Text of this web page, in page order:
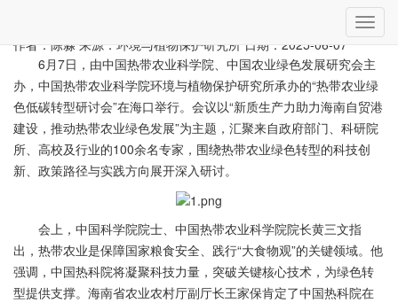
切
换
导
航
作者：陈淼 来源：环境与植物保护研究所日期：2025-06-07
6月7日，由中国热带农业科学院、中国农业绿色发展研究会主
办，中国热带农业科学院环境与植物保护研究所承办的“热带农业绿
色低碳转型研讨会”在海口举行。会议以“新质生产力助力海南自贸港
建设，推动热带农业绿色发展”为主题，汇聚来自政府部门、科研院
所、高校及行业的100余名专家，围绕热带农业绿色转型的科技创
新、政策路径与实践方向展开深入研讨。
会上，中国科学院院士、中国热带农业科学院院长黄三文指
出，热带农业是保障国家粮食安全、践行“大食物观”的关键领域。他
强调，中国热科院将凝聚科技力量，突破关键核心技术，为绿色转
型提供支撑。海南省农业农村厅副厅长王家保肯定了中国热科院在